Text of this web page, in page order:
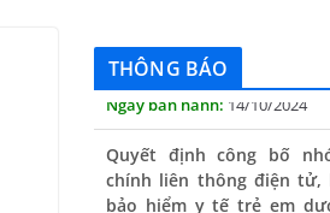
THÔNG BÁO
Quyết định công bố
chính liên thông điện tử,
bảo hiểm y tế trẻ em
tạm trú